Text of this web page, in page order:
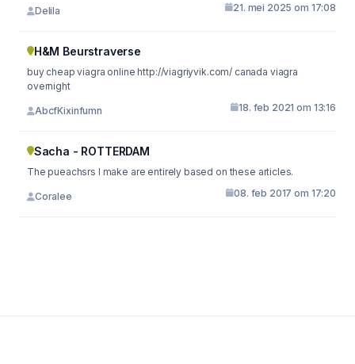
Delila 21. mei 2025 om 17:08
H&M Beurstraverse
buy cheap viagra online http://viagriyvik.com/ canada viagra
overnight
AbcfKixinfumn 18. feb 2021 om 13:16
Sacha - ROTTERDAM
The pueachsrs I make are entirely based on these articles.
Coralee 08. feb 2017 om 17:20